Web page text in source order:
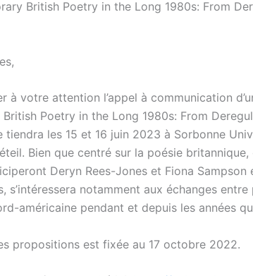
British Poetry in the Long 1980s: From
à votre attention l’appel à communication
Poetry in the Long 1980s: From
tiendra les 15 et 16 juin 2023 à Sorbonne
Bien que centré sur la poésie britannique,
Deryn Rees-Jones et Fiona Sampson
s’intéressera notamment aux échanges entre
américaine pendant et depuis les années
propositions est fixée au 17 octobre 2022.